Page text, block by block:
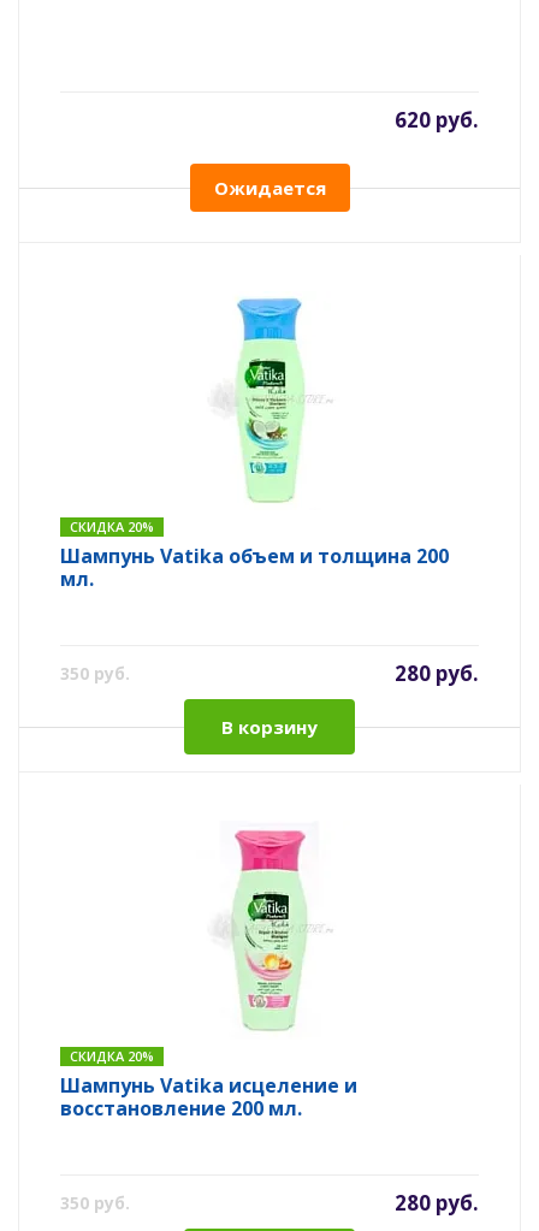
620 руб.
Ожидается
СКИДКА 20%
Шампунь Vatika объем и толщина 200
мл.
350 руб. 280 руб.
В корзину
СКИДКА 20%
Шампунь Vatika исцеление и
восстановление 200 мл.
350 руб. 280 руб.